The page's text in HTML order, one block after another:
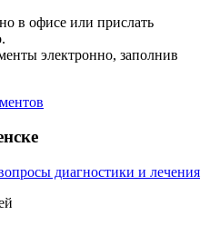
в офисе или прислать
электронно, заполнив
диагностики и лечения